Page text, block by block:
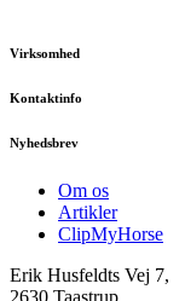
Virksomhed
Kontaktinfo
Nyhedsbrev
Om os
Artikler
ClipMyHorse
Erik Husfeldts Vej 7,
2630 Taastrup